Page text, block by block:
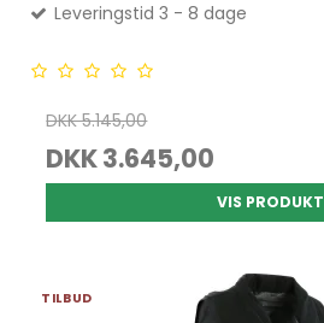
Leveringstid 3 - 8 dage
DKK 5.145,00
DKK 3.645,00
VIS PRODUKT
TILBUD